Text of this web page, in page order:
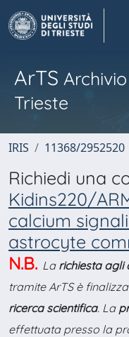
ArTS
Trieste
IRIS 11368/2952520
Richiedi una
Kidins220/
calcium
astrocyte
N.B. La richiesta agli
tramite ArTS è
ricerca scientifica. La
effettuata presso la